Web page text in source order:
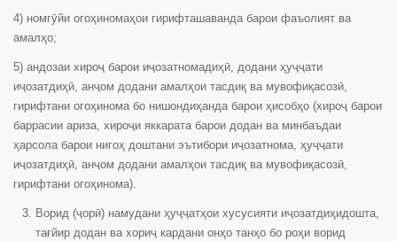
4) номгӯйи огоҳиномаҳои гирифташаванда барои фаъолият ва
амалҳо;
5) андозаи хироҷ барои иҷозатномадиҳӣ, додани ҳуҷҷати
иҷозатдиҳӣ, анҷом додани амалҳои тасдиқ ва мувофиқасозӣ,
гирифтани огоҳинома бо нишондиҳанда барои ҳисобҳо (хироҷ барои
баррасии ариза, хироҷи яккарата барои додан ва минбаъдаи
ҳарсола барои нигоҳ доштани эътибори иҷозатнома, ҳуҷҷати
иҷозатдиҳӣ, анҷом додани амалҳои тасдиқ ва мувофиқасозӣ,
гирифтани огоҳинома).
Ворид (ҷорӣ) намудани ҳуҷҷатҳои хусусияти иҷозатдиҳидошта,
тағйир додан ва хориҷ кардани онҳо танҳо бо роҳи ворид